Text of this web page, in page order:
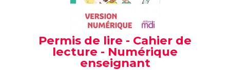
Permis de lire - Cahier de
lecture - Numérique
enseignant